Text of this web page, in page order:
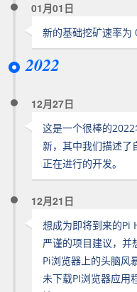
01月01日
新的基础挖矿速率
2022
12月27日
这是一个很棒的
新，其中我们描述了
正在进行的开发。
12月21日
想成为即将到来的Pi
严谨的项目建议，并
Pi浏览器上的头脑风
未下载PI浏览器应用